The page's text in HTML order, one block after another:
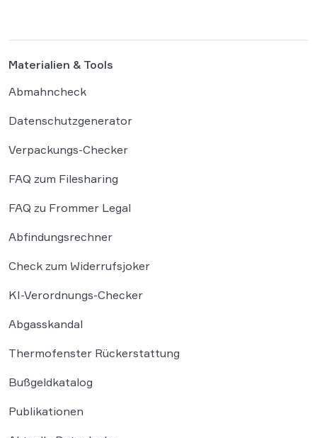
Materialien & Tools
Abmahncheck
Datenschutzgenerator
Verpackungs-Checker
FAQ zum Filesharing
FAQ zu Frommer Legal
Abfindungsrechner
Check zum Widerrufsjoker
KI-Verordnungs-Checker
Abgasskandal
Thermofenster Rückerstattung
Bußgeldkatalog
Publikationen